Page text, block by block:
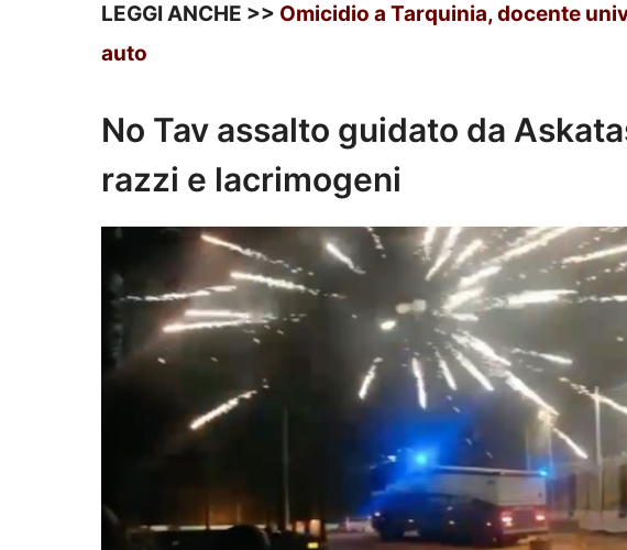
LEGGI ANCHE >> Omicidio a Tarquinia, docente
auto
No Tav assalto guidato da
razzi e lacrimogeni